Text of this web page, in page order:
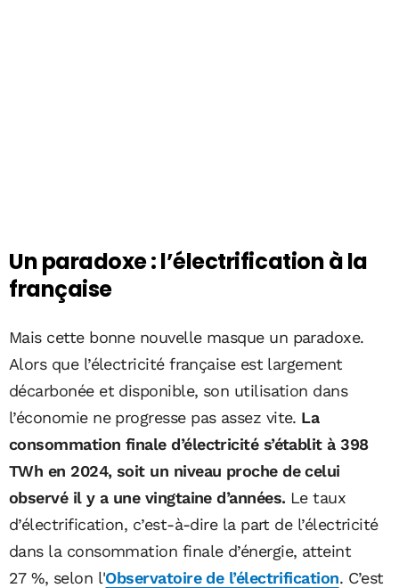
Un paradoxe : l’électrification à la
française
Mais cette bonne nouvelle masque un paradoxe.
Alors que l’électricité française est largement
décarbonée et disponible, son utilisation dans
l’économie ne progresse pas assez vite. La
consommation finale d’électricité s’établit à 398
TWh en 2024, soit un niveau proche de celui
observé il y a une vingtaine d’années. Le taux
d’électrification, c’est-à-dire la part de l’électricité
dans la consommation finale d’énergie, atteint
27 %, selon l'Observatoire de l’électrification. C’est